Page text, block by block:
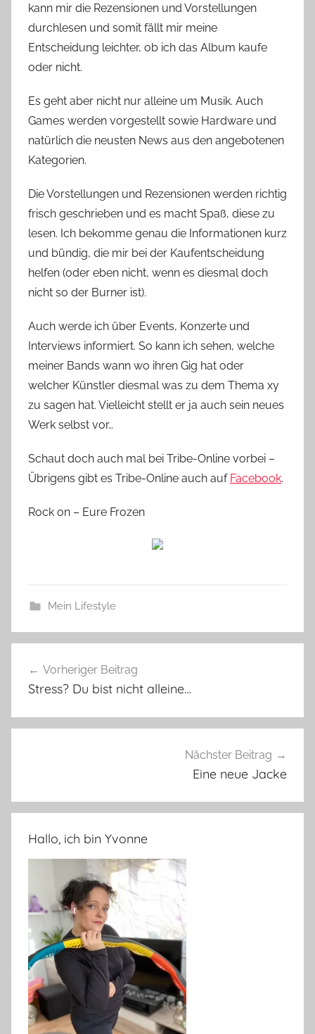
kann mir die Rezensionen und Vorstellungen
durchlesen und somit fällt mir meine
Entscheidung leichter, ob ich das Album kaufe
oder nicht.
Es geht aber nicht nur alleine um Musik. Auch
Games werden vorgestellt sowie Hardware und
natürlich die neusten News aus den angebotenen
Kategorien.
Die Vorstellungen und Rezensionen werden richtig
frisch geschrieben und es macht Spaß, diese zu
lesen. Ich bekomme genau die Informationen kurz
und bündig, die mir bei der Kaufentscheidung
helfen (oder eben nicht, wenn es diesmal doch
nicht so der Burner ist).
Auch werde ich über Events, Konzerte und
Interviews informiert. So kann ich sehen, welche
meiner Bands wann wo ihren Gig hat oder
welcher Künstler diesmal was zu dem Thema xy
zu sagen hat. Vielleicht stellt er ja auch sein neues
Werk selbst vor…
Schaut doch auch mal bei Tribe-Online vorbei –
Übrigens gibt es Tribe-Online auch auf Facebook.
Rock on – Eure Frozen
Mein Lifestyle
Vorheriger Beitrag
Stress? Du bist nicht alleine…
Nächster Beitrag
Eine neue Jacke
Hallo, ich bin Yvonne